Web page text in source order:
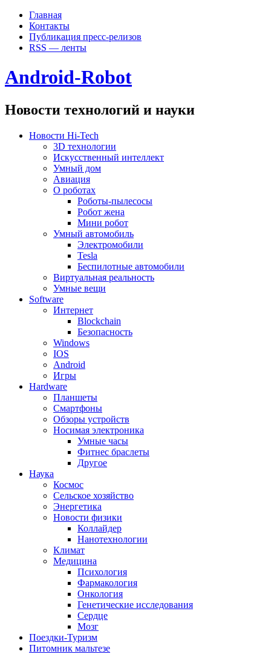
Главная
Контакты
Публикация пресс-релизов
RSS — ленты
Android-Robot
Новости технологий и науки
Новости Hi-Tech
3D технологии
Искусственный интеллект
Умный дом
Авиация
О роботах
Роботы-пылесосы
Робот жена
Мини робот
Умный автомобиль
Электромобили
Tesla
Беспилотные автомобили
Виртуальная реальность
Умные вещи
Software
Интернет
Blockchain
Безопасность
Windows
IOS
Android
Игры
Hardware
Планшеты
Смартфоны
Обзоры устройств
Носимая электроника
Умные часы
Фитнес браслеты
Другое
Наука
Космос
Сельское хозяйство
Энергетика
Новости физики
Коллайдер
Нанотехнологии
Климат
Медицина
Психология
Фармакология
Онкология
Генетические исследования
Сердце
Мозг
Поездки-Туризм
Питомник мальтезе